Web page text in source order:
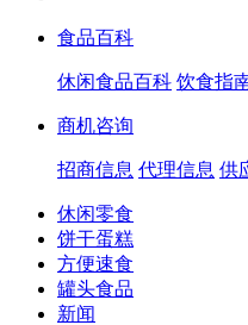
食品百科
休闲食品百科 饮食指
商机咨询
招商信息 代理信息 供
休闲零食
饼干蛋糕
方便速食
罐头食品
新闻